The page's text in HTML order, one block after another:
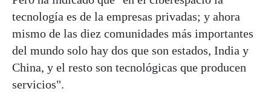
tecnología es de la empresas privadas; y ahora
mismo de las diez comunidades más importantes
del mundo solo hay dos que son estados, India y
China, y el resto son tecnológicas que producen
servicios".